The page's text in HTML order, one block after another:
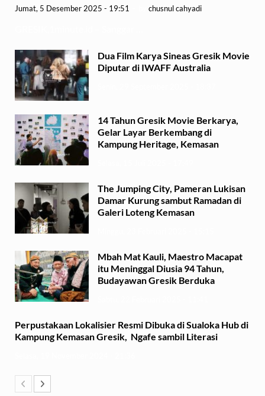
Jumat, 5 Desember 2025 - 19:51 chusnul cahyadi
Dua Film Karya Sineas Gresik Movie
Diputar di IWAFF Australia
14 Tahun Gresik Movie Berkarya,
Gelar Layar Berkembang di
Kampung Heritage, Kemasan
The Jumping City, Pameran Lukisan
Damar Kurung sambut Ramadan di
Galeri Loteng Kemasan
Mbah Mat Kauli, Maestro Macapat
itu Meninggal Diusia 94 Tahun,
Budayawan Gresik Berduka
Perpustakaan Lokalisier Resmi Dibuka di Sualoka Hub di
Kampung Kemasan Gresik, Ngafe sambil Literasi